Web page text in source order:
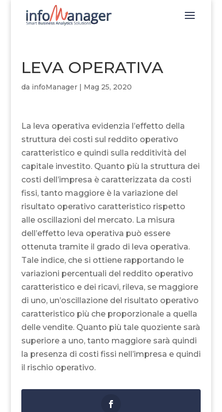
LEVA OPERATIVA
da infoManager| Mag 25, 2020
La leva operativa evidenzia l’effetto della
struttura dei costi sul reddito operativo
caratteristico e quindi sulla redditività del
capitale investito. Quanto più la struttura dei
costi dell’impresa è caratterizzata da costi
fissi, tanto maggiore è la variazione del
risultato operativo caratteristico rispetto
alle oscillazioni del mercato. La misura
dell’effetto leva operativa può essere
ottenuta tramite il grado di leva operativa.
Tale indice, che si ottiene rapportando le
variazioni percentuali del reddito operativo
caratteristico e dei ricavi, rileva, se maggiore
di uno, un’oscillazione del risultato operativo
caratteristico più che proporzionale a quella
delle vendite. Quanto più tale quoziente sarà
superiore a uno, tanto maggiore sarà quindi
la presenza di costi fissi nell’impresa e quindi
il rischio operativo.